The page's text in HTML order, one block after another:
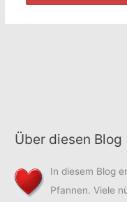
Über diesen Blog
In diesem Blog
Pfannen. Viele